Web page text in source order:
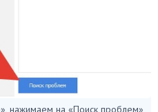
нажимаем на «Поиск проблем»